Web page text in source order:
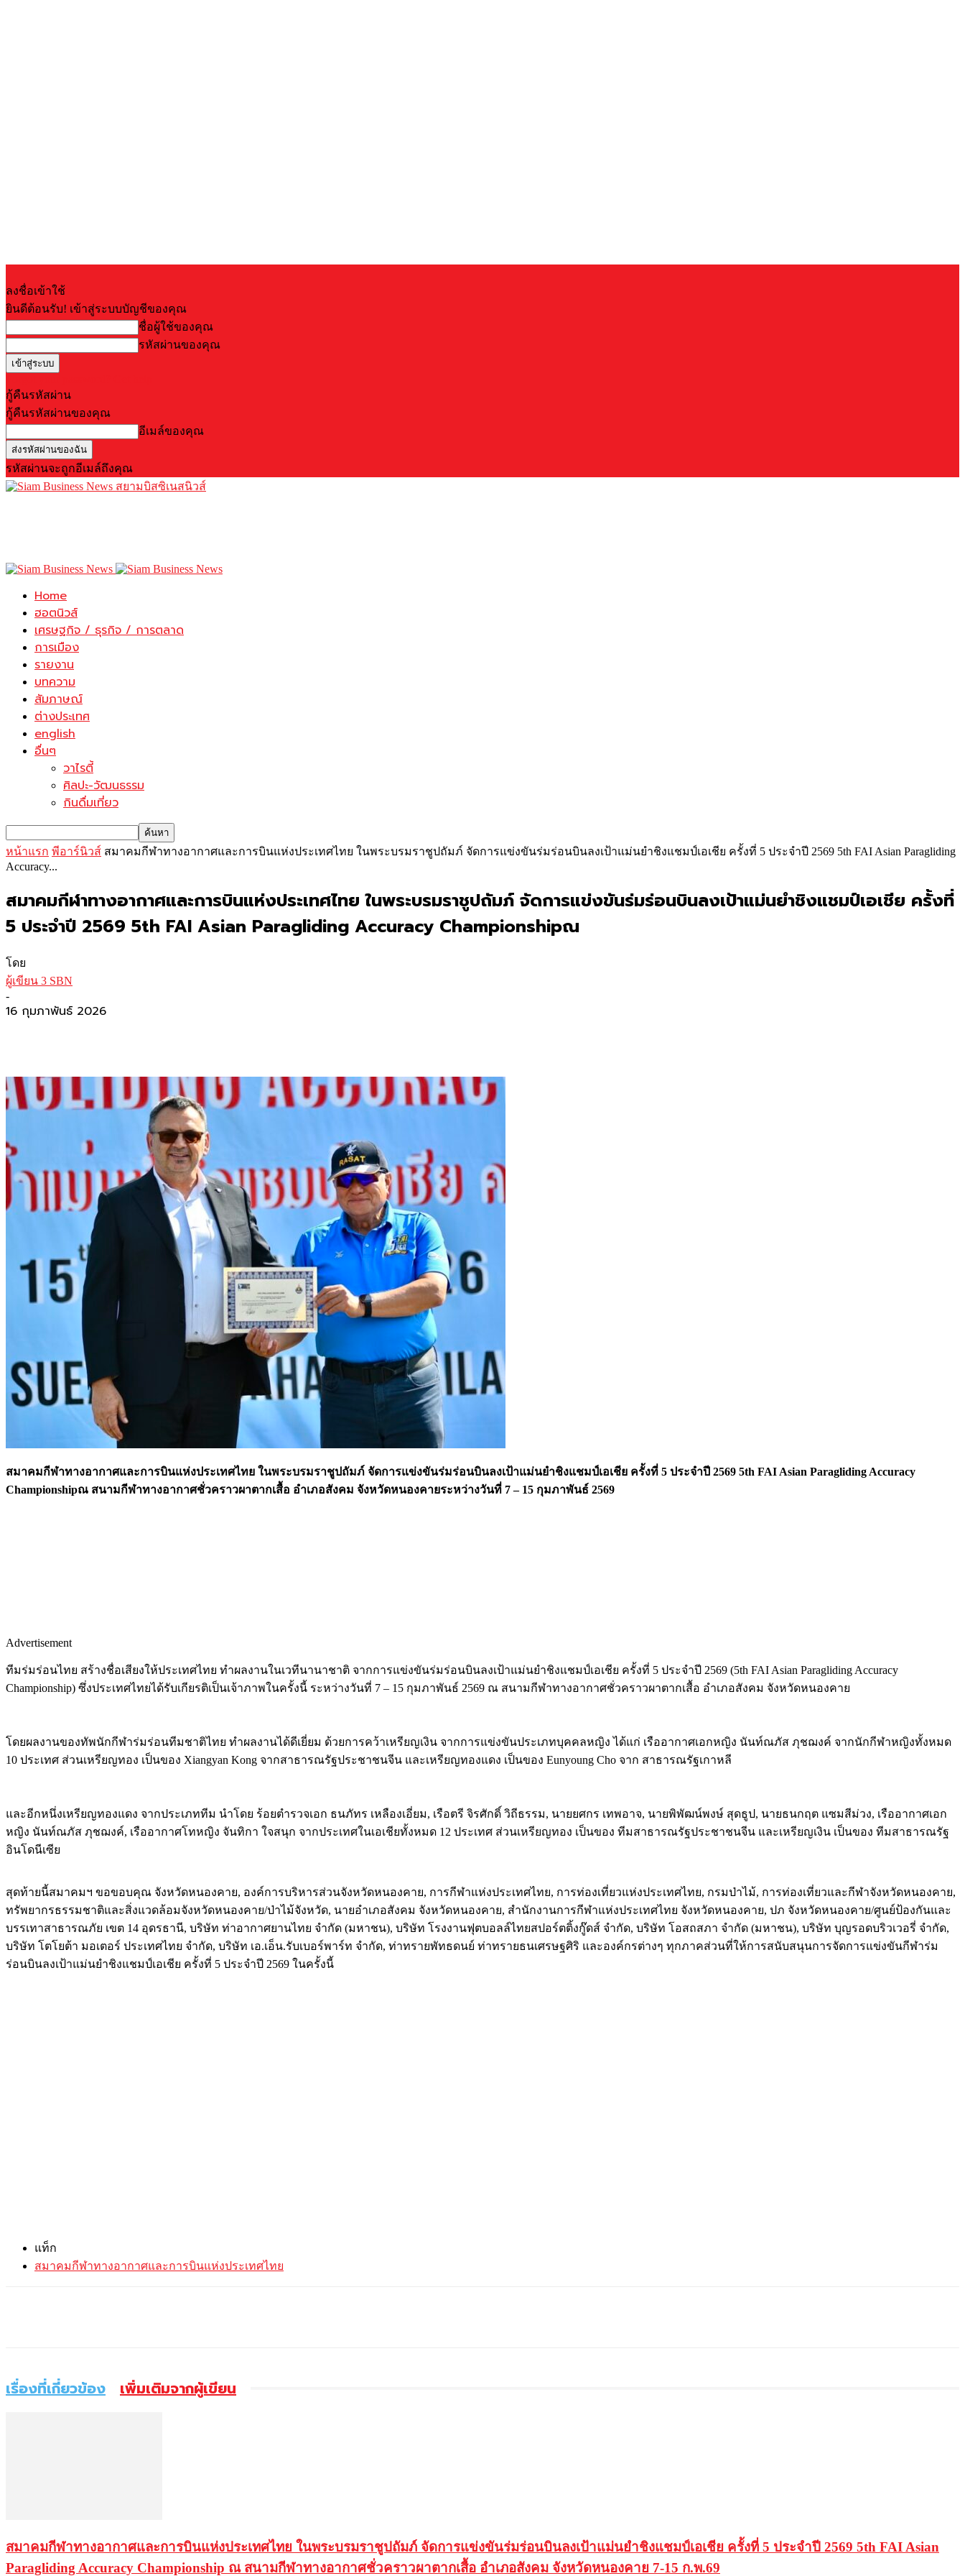
ลงชื่อเข้าใช้
ยินดีต้อนรับ! เข้าสู่ระบบบัญชีของคุณ
ชื่อผู้ใช้ของคุณ
รหัสผ่านของคุณ
กู้คืนรหัสผ่าน
กู้คืนรหัสผ่านของคุณ
อีเมล์ของคุณ
รหัสผ่านจะถูกอีเมล์ถึงคุณ
สยามบิสซิเนสนิวส์
Home
ฮอตนิวส์
เศรษฐกิจ / ธุรกิจ / การตลาด
การเมือง
รายงาน
บทความ
สัมภาษณ์
ต่างประเทศ
english
อื่นๆ
วาไรตี้
ศิลปะ-วัฒนธรรม
กินดื่มเที่ยว
หน้าแรก พีอาร์นิวส์ สมาคมกีฬาทางอากาศและการบินแห่งประเทศไทย ในพระบรมราชูปถัมภ์ จัดการแข่งขันร่มร่อนบินลงเป้าแม่นยำชิงแชมป์เอเชีย ครั้งที่ 5 ประจำปี 2569 5th FAI Asian Paragliding
Accuracy...
สมาคมกีฬาทางอากาศและการบินแห่งประเทศไทย ในพระบรมราชูปถัมภ์ จัดการแข่งขันร่มร่อนบินลงเป้าแม่นยำชิงแชมป์เอเชีย ครั้งที่
5 ประจำปี 2569 5th FAI Asian Paragliding Accuracy Championshipณ
โดย
ผู้เขียน 3 SBN
-
16 กุมภาพันธ์ 2026
สมาคมกีฬาทางอากาศและการบินแห่งประเทศไทย ในพระบรมราชูปถัมภ์ จัดการแข่งขันร่มร่อนบินลงเป้าแม่นยำชิงแชมป์เอเชีย ครั้งที่ 5 ประจำปี 2569 5th FAI Asian Paragliding Accuracy
Championshipณ สนามกีฬาทางอากาศชั่วคราวผาตากเสื้อ อำเภอสังคม จังหวัดหนองคายระหว่างวันที่ 7 – 15 กุมภาพันธ์ 2569
Advertisement
ทีมร่มร่อนไทย สร้างชื่อเสียงให้ประเทศไทย ทำผลงานในเวทีนานาชาติ จากการแข่งขันร่มร่อนบินลงเป้าแม่นยำชิงแชมป์เอเชีย ครั้งที่ 5 ประจำปี 2569 (5th FAI Asian Paragliding Accuracy
Championship) ซึ่งประเทศไทยได้รับเกียรติเป็นเจ้าภาพในครั้งนี้ ระหว่างวันที่ 7 – 15 กุมภาพันธ์ 2569 ณ สนามกีฬาทางอากาศชั่วคราวผาตากเสื้อ อำเภอสังคม จังหวัดหนองคาย
โดยผลงานของทัพนักกีฬาร่มร่อนทีมชาติไทย ทำผลงานได้ดีเยี่ยม ด้วยการคว้าเหรียญเงิน จากการแข่งขันประเภทบุคคลหญิง ได้แก่ เรืออากาศเอกหญิง นันท์ณภัส ภุชฌงค์ จากนักกีฬาหญิงทั้งหมด
10 ประเทศ ส่วนเหรียญทอง เป็นของ Xiangyan Kong จากสาธารณรัฐประชาชนจีน และเหรียญทองแดง เป็นของ Eunyoung Cho จาก สาธารณรัฐเกาหลี
และอีกหนึ่งเหรียญทองแดง จากประเภททีม นำโดย ร้อยตำรวจเอก ธนภัทร เหลืองเอี่ยม, เรือตรี จิรศักดิ์ วิถีธรรม, นายยศกร เทพอาจ, นายพิพัฒน์พงษ์ สุดธูป, นายธนกฤต แซมสีม่วง, เรืออากาศเอก
หญิง นันท์ณภัส ภุชฌงค์, เรืออากาศโทหญิง จันทิกา ใจสนุก จากประเทศในเอเชียทั้งหมด 12 ประเทศ ส่วนเหรียญทอง เป็นของ ทีมสาธารณรัฐประชาชนจีน และเหรียญเงิน เป็นของ ทีมสาธารณรัฐ
อินโดนีเซีย
สุดท้ายนี้สมาคมฯ ขอขอบคุณ จังหวัดหนองคาย, องค์การบริหารส่วนจังหวัดหนองคาย, การกีฬาแห่งประเทศไทย, การท่องเที่ยวแห่งประเทศไทย, กรมป่าไม้, การท่องเที่ยวและกีฬาจังหวัดหนองคาย,
ทรัพยากรธรรมชาติและสิ่งแวดล้อมจังหวัดหนองคาย/ป่าไม้จังหวัด, นายอำเภอสังคม จังหวัดหนองคาย, สำนักงานการกีฬาแห่งประเทศไทย จังหวัดหนองคาย, ปภ จังหวัดหนองคาย/ศูนย์ป้องกันและ
บรรเทาสาธารณภัย เขต 14 อุดรธานี, บริษัท ท่าอากาศยานไทย จำกัด (มหาชน), บริษัท โรงงานฟุตบอลล์ไทยสปอร์ตติ้งกู๊ดส์ จำกัด, บริษัท โอสถสภา จำกัด (มหาชน), บริษัท บุญรอดบริวเวอรี่ จำกัด,
บริษัท โตโยต้า มอเตอร์ ประเทศไทย จำกัด, บริษัท เอ.เอ็น.รับเบอร์พาร์ท จำกัด, ท่าทรายพัทธดนย์ ท่าทรายธนเศรษฐศิริ และองค์กรต่างๆ ทุกภาคส่วนที่ให้การสนับสนุนการจัดการแข่งขันกีฬาร่ม
ร่อนบินลงเป้าแม่นยำชิงแชมป์เอเชีย ครั้งที่ 5 ประจำปี 2569 ในครั้งนี้
แท็ก
สมาคมกีฬาทางอากาศและการบินแห่งประเทศไทย
เรื่องที่เกี่ยวข้อง เพิ่มเติมจากผู้เขียน
สมาคมกีฬาทางอากาศและการบินแห่งประเทศไทย ในพระบรมราชูปถัมภ์ จัดการแข่งขันร่มร่อนบินลงเป้าแม่นยำชิงแชมป์เอเชีย ครั้งที่ 5 ประจำปี 2569 5th FAI Asian
Paragliding Accuracy Championship ณ สนามกีฬาทางอากาศชั่วคราวผาตากเสื้อ อำเภอสังคม จังหวัดหนองคาย 7-15 ก.พ.69